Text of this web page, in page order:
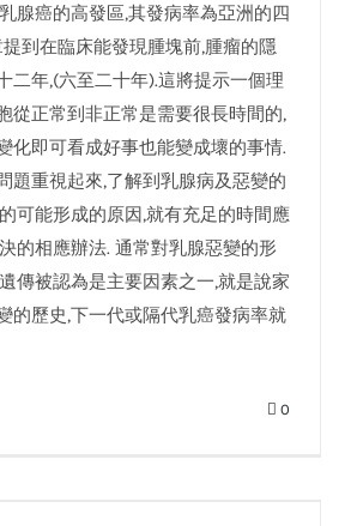
腺癌的高發區,其發病率為亞洲的四
到在臨床能發現腫塊前,腫瘤的隱
二年,(六至二十年).這將提示一個理
從正常到非正常是需要很長時間的,
化即可看成好事也能變成壞的事情.
題重視起來,了解到乳腺病及惡變的
可能形成的原因,就有充足的時間應
的相應辦法. 通常對乳腺惡變的形
傳被認為是主要因素之一,就是說家
的歷史,下一代或隔代乳癌發病率就
0